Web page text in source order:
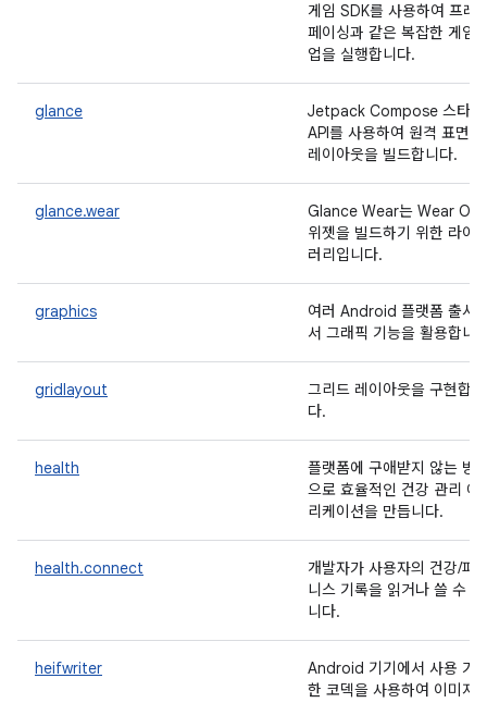
게임 SDK를 사용하여 프레
페이싱과 같은 복잡한 게임
업을 실행합니다.
glance
Jetpack Compose 스타일
API를 사용하여 원격 표면의
레이아웃을 빌드합니다.
glance.wear
Glance Wear는 Wear OS
위젯을 빌드하기 위한 라이
러리입니다.
graphics
여러 Android 플랫폼 출시
서 그래픽 기능을 활용합니
gridlayout
그리드 레이아웃을 구현합니
다.
health
플랫폼에 구애받지 않는 방
으로 효율적인 건강 관리 애
리케이션을 만듭니다.
health.connect
개발자가 사용자의 건강/피
니스 기록을 읽거나 쓸 수
니다.
heifwriter
Android 기기에서 사용 가
한 코덱을 사용하여 이미지